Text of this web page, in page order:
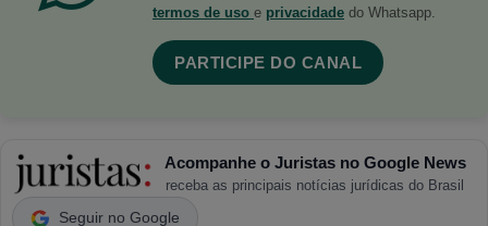
termos de uso e privacidade do Whatsapp.
PARTICIPE DO CANAL
Acompanhe o Juristas no Google News
receba as principais notícias jurídicas do Brasil
Seguir no Google